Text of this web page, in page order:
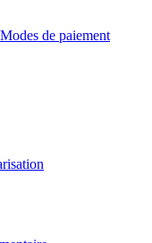
de paiement